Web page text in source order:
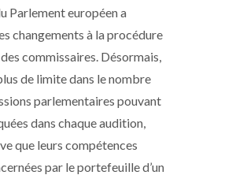
Parlement européen a
changements à la procédure
commissaires. Désormais,
de limite dans le nombre
parlementaires pouvant
dans chaque audition,
que leurs compétences
par le portefeuille d’un